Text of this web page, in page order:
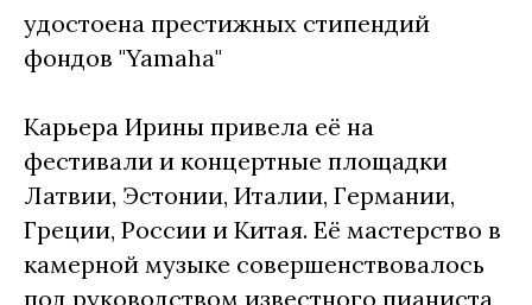
удостоена престижных стипендий
фондов "Yamaha"
Карьера Ирины привела её на
фестивали и концертные площадки
Латвии, Эстонии, Италии, Германии,
Греции, России и Китая. Её мастерство в
камерной музыке совершенствовалось
под руководством известного пианиста